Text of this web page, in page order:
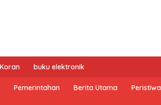
buku elektronik
Pemerintahan Berita Utama Peristiwa